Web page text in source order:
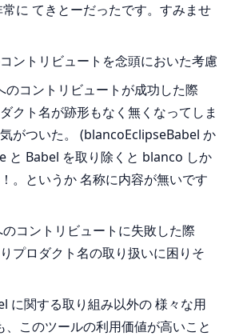
に てきとーだったです。すみませ
ントリビュートを念頭においた考慮
のコントリビュートが成功した際
クト名が跡形もなく無くなってしま
がついた。 (blancoEclipseBabel か
と Babel を取り除くと blanco しか
。というか 名称に内容が無いです
コントリビュートに失敗した際
プロダクト名の取り扱いに困りそ
に関する取り組み以外の 様々な用
、このツールの利用価値が高いこと